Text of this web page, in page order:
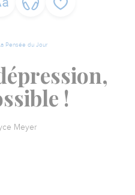
Pensée du Jour
!
Meyer